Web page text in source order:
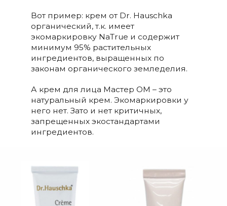
Вот пример: крем от Dr. Hauschka
органический, т.к. имеет
экомаркировку NaTrue и содержит
минимум 95% растительных
ингредиентов, выращенных по
законам органического земледелия.
А крем для лица Мастер ОМ – это
натуральный крем. Экомаркировки у
него нет. Зато и нет критичных,
запрещенных экостандартами
ингредиентов.